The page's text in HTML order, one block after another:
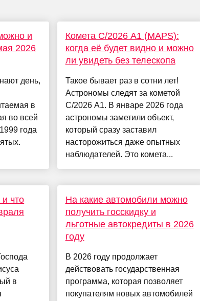
и
2026
день,
в
во всей
года
что
в
Комета C/2026 A1 (MAPS):
когда её будет видно и можно
ли увидеть без телескопа
Такое бывает раз в сотни лет!
Астрономы следят за кометой
C/2026 A1. В январе 2026 года
астрономы заметили объект,
который сразу заставил
насторожиться даже опытных
наблюдателей. Это комета...
На какие автомобили можно
получить госскидку и
льготные автокредиты в 2026
году
В 2026 году продолжает
действовать государственная
программа, которая позволяет
покупателям новых автомобилей